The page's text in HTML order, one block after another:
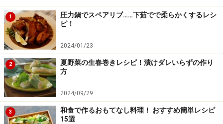
1
圧力鍋でスペアリブ……下茹でで柔らかくするレシ
ピ！
2024/01/23
2
夏野菜の生春巻きレシピ！漬けダレいらずの作り
方
2024/09/29
3
和食で作るおもてなし料理！ おすすめ簡単レシピ
15選